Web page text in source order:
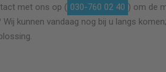
met ons op ( 030-760 02 40 ) om de
Wij kunnen vandaag nog bij u langs
zoals afgesproken terug en
Plaatsing van dubbelglas
opmeten en is netjes gezet en